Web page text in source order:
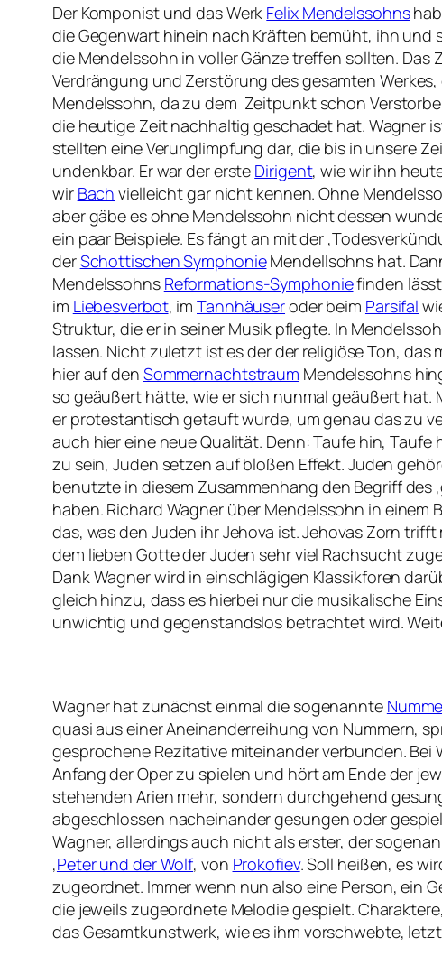
Der Komponist und das Werk Felix Mendelssohns
die Gegenwart hinein nach Kräften bemüht, ihn
die Mendelssohn in voller Gänze treffen sollten.
Verdrängung und Zerstörung des gesamten
Mendelssohn, da zu dem Zeitpunkt schon
die heutige Zeit nachhaltig geschadet hat. Wagner
stellten eine Verunglimpfung dar, die bis in unsere
undenkbar. Er war der erste Dirigent, wie wir ihn
wir Bach vielleicht gar nicht kennen. Ohne
aber gäbe es ohne Mendelssohn nicht dessen
ein paar Beispiele. Es fängt an mit der
derSchottischen SymphonieMendellsohns hat.
Mendelssohns Reformations-Symphoniefinden lässt
im Liebesverbot, imTannhäuseroder beim Parsifal
Struktur, die er in seiner Musik pflegte. In
lassen. Nicht zuletzt ist es der der religiöse Ton,
hier auf den Sommernachtstraum Mendelssohns
so geäußert hätte, wie er sich nunmal geäußert
er protestantisch getauft wurde, um genau das zu
auch hier eine neue Qualität. Denn: Taufe hin, Taufe
zu sein, Juden setzen auf bloßen Effekt. Juden
benutzte in diesem Zusammenhang den Begriff
haben. Richard Wagner über Mendelssohn in
das, was den Juden ihr Jehova ist. Jehovas Zorn
dem lieben Gotte der Juden sehr viel Rachsucht
Dank Wagner wird in einschlägigen Klassikforen
gleich hinzu, dass es hierbei nur die musikalische
unwichtig und gegenstandslos betrachtet wird.
Wagner hat zunächst einmal die sogenannte
quasi aus einer Aneinanderreihung von Nummern,
gesprochene Rezitative miteinander verbunden. Bei
Anfang der Oper zu spielen und hört am Ende der
stehenden Arien mehr, sondern durchgehend
abgeschlossen nacheinander gesungen oder
Wagner, allerdings auch nicht als erster, der
‚Peter und der Wolf‚ von Prokofiev. Soll heißen, es
zugeordnet. Immer wenn nun also eine Person, ein
die jeweils zugeordnete Melodie gespielt.
das Gesamtkunstwerk, wie es ihm vorschwebte,